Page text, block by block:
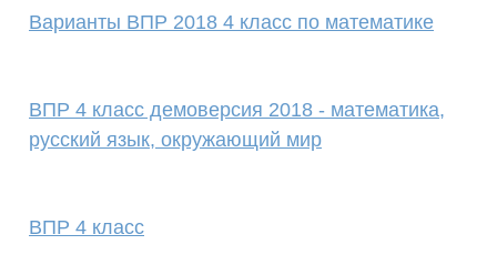
Варианты ВПР 2018 4 класс по математике
ВПР 4 класс демоверсия 2018 - математика,
русский язык, окружающий мир
ВПР 4 класс